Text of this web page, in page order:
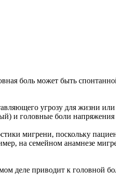
боль может быть
угрозу для жизни
и головные боли напряжения
мигрени, поскольку
на семейном анамнезе
деле приводит к